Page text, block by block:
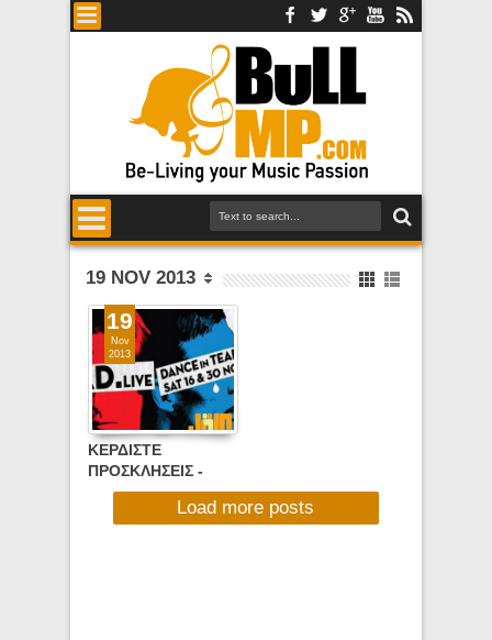
19 NOV 2013
ΚΕΡΔΙΣΤΕ
ΠΡΟΣΚΛΗΣΕΙΣ -
GAD. "Dance In
Tears" Session @
19
Nov
2013
Load more posts